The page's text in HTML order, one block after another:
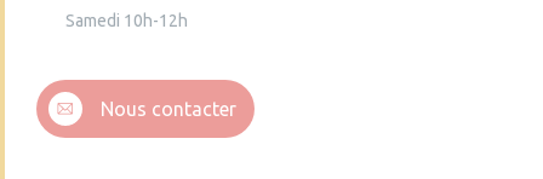
Samedi 10h-12h
Nous contacter